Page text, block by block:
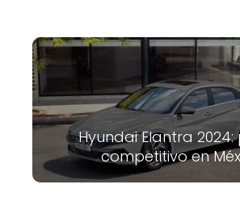
Hyundai Elantra
competitivo en